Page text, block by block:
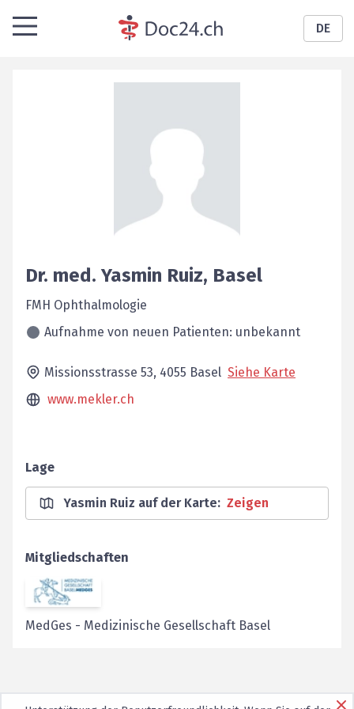
DE
Dr. med. Yasmin Ruiz, Basel
FMH Ophthalmologie
Aufnahme von neuen Patienten: unbekannt
Missionsstrasse 53, 4055 Basel Siehe Karte
www.mekler.ch
Lage
Yasmin Ruiz auf der Karte: Zeigen
Mitgliedschaften
MedGes - Medizinische Gesellschaft Basel